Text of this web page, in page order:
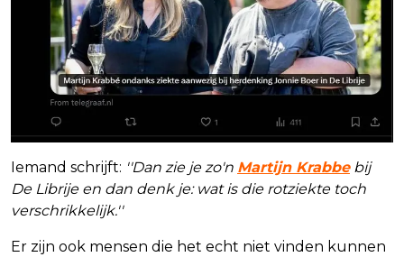
Iemand schrijft: ''Dan zie je zo'n Martijn Krabbebij
De Librije en dan denk je: wat is die rotziekte toch
verschrikkelijk.''
Er zijn ook mensen die het echt niet vinden kunnen